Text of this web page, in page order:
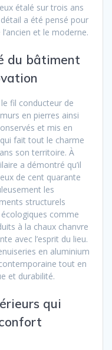
étalé sur trois ans
a été pensé pour
et le moderne.
du bâtiment
fil conducteur de
en pierres ainsi
et mis en
fait tout le charme
son territoire. À
a démontré qu’il
de cent quarante
les
structurels
comme
à la chaux chanvre
avec l’esprit du lieu.
en aluminium
tout en
et durabilité.
qui